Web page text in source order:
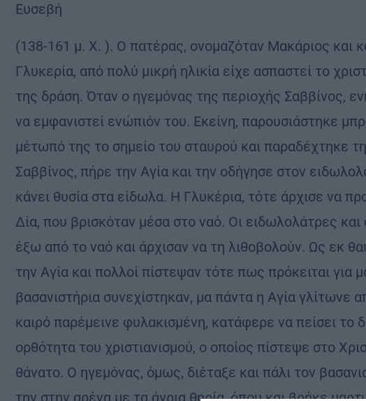
Ευσεβή
(138-161 μ. Χ. ). Ο πατέρας, ονομαζόταν Μακάριος και
Γλυκερία, από πολύ μικρή ηλικία είχε ασπαστεί το
της δράση. Όταν ο ηγεμόνας της περιοχής Σαββίνος,
να εμφανιστεί ενώπιόν του. Εκείνη, παρουσιάστηκε
μέτωπό της το σημείο του σταυρού και παραδέχτηκε
Σαββίνος, πήρε την Αγία και την οδήγησε στον
κάνει θυσία στα είδωλα. Η Γλυκέρια, τότε άρχισε να
Δία, που βρισκόταν μέσα στο ναό. Οι ειδωλολάτρες
έξω από το ναό και άρχισαν να τη λιθοβολούν. Ως εκ
την Αγία και πολλοί πίστεψαν τότε πως πρόκειται για
βασανιστήρια συνεχίστηκαν, μα πάντα η Αγία
καιρό παρέμεινε φυλακισμένη, κατάφερε να πείσει το
ορθότητα του χριστιανισμού, ο οποίος πίστεψε στο
θάνατο. Ο ηγεμόνας, όμως, διέταξε και πάλι τον
την στην αρένα με τα άγρια θηρία, όπου και βρήκε